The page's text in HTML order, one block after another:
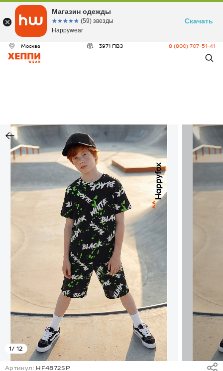
Москва 3971 ПВЗ 8 (800) 707-51-41
1/ 12
Артикул: HF4872SP
Магазин одежды
☆☆☆☆☆
★★★★★ (59) звезды
Happywear
Скачать